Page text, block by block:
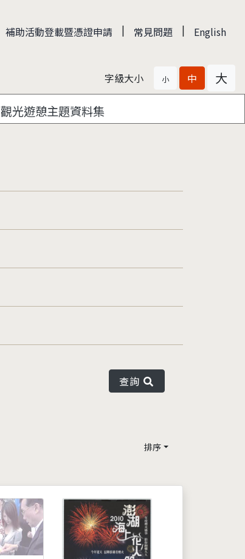
補助活動登載暨憑證申請 | 常見問題 | English
字級大小 小 中 大
觀光遊憩主題資料集
查詢
排序